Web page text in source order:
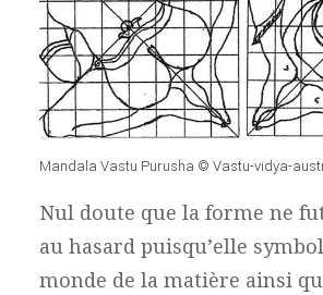
Mandala Vastu Purusha © Vastu-vidya-
Nul doute que la forme ne
au hasard puisqu’elle
monde de la matière ainsi